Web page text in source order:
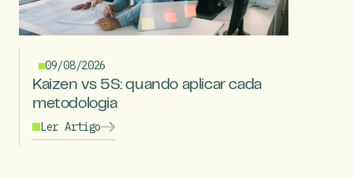
09/08/2026
Kaizen vs 5S: quando aplicar cada
metodologia
Ler Artigo